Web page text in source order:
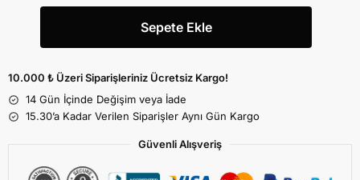
Sepete Ekle
10.000 ₺ Üzeri Siparişleriniz Ücretsiz Kargo!
14 Gün İçinde Değişim veya İade
15.30’a Kadar Verilen Siparişler Aynı Gün Kargo
Güvenli Alışveriş